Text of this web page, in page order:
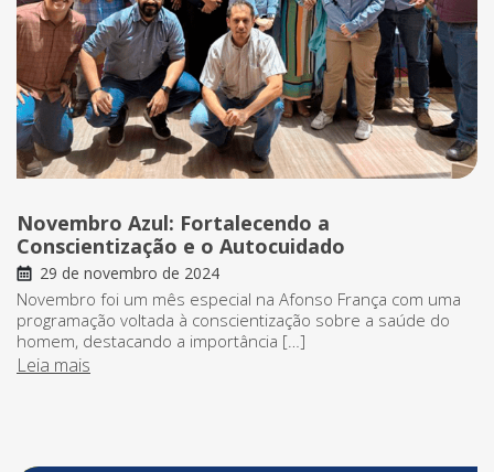
Novembro Azul: Fortalecendo a
Conscientização e o Autocuidado
29 de novembro de 2024
Novembro foi um mês especial na Afonso França com uma
programação voltada à conscientização sobre a saúde do
homem, destacando a importância […]
Leia mais